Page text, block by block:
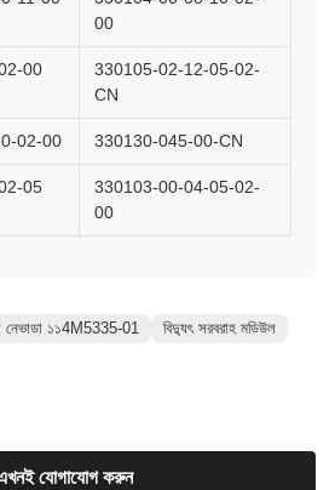
00
00
330105-02-12-05-02-
CN
02-00 330130-045-00-CN
05
330103-00-04-05-02-
00
নেভাডা ১১4M5335-01 বিদ্যুৎ সরবরাহ মডিউল
যোগাযোগ করুন